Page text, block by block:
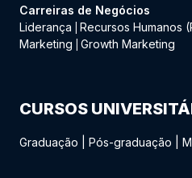
Carreiras de Negócios
Liderança
Recursos Humanos
Marketing
Growth Marketing
CURSOS
Graduação Pós-graduação